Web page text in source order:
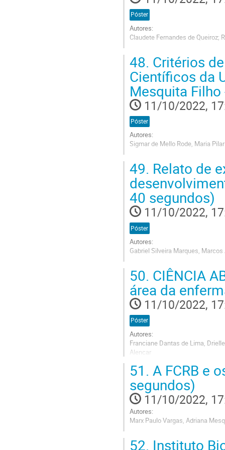
Póster
Autores:
Claudete Fernandes de Queiroz;
to
contribution
page
48. Critérios
Científicos da
Mesquita
11/10/2022,
Póster
Autores:
Sigmar de Mello Rode, Maria
to
contribution
page
49. Relato de
40 segundos)
11/10/2022,
Póster
Autores:
Gabriel Silveira Marques,
to
contribution
page
50. CIÊNCIA
área da
11/10/2022,
Póster
Autores:
Franciane Dantas de Lima,
Alencar
Go
to
contribution
page
51. A FCRB e
segundos)
11/10/2022,
Autores:
Marx Paulo Vargas, Adriana
to
52. Instituto